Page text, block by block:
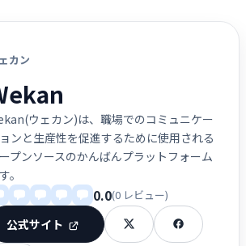
カン
ウェカン)は、職場でのコミュニケー
ンと生産性を促進するために使用される
プンソースのかんばんプラットフォーム
。
0.0(0 レビュー)
公式サイト